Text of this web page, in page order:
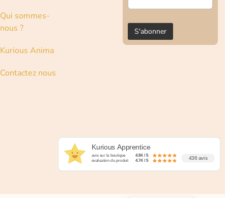
Qui sommes-
nous ?
Kurious Anima
Contactez nous
Kurious Apprentice
avis sur la boutique 4.84 / 5
évaluation du produit 4.74 / 5 436 avis